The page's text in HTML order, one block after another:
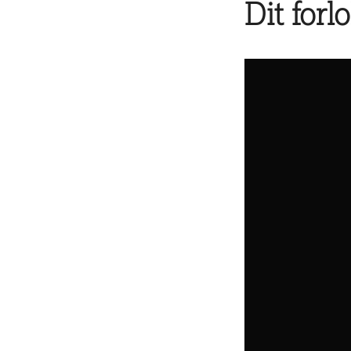
Dit